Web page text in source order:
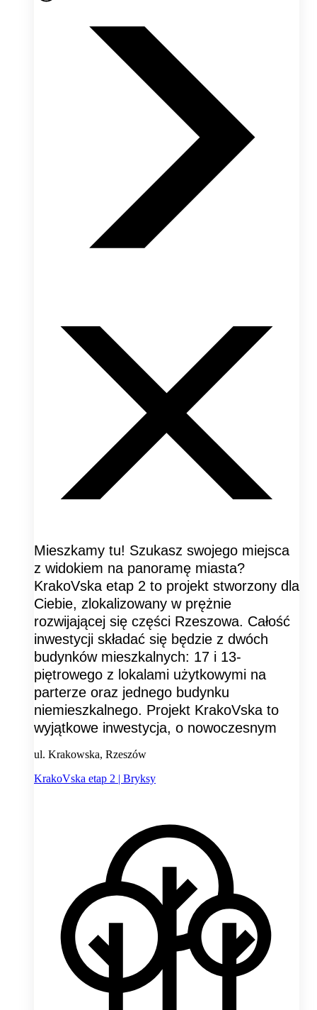
Mieszkamy tu! Szukasz swojego miejsca
z widokiem na panoramę miasta?
KrakoVska etap 2 to projekt stworzony dla
Ciebie, zlokalizowany w prężnie
rozwijającej się części Rzeszowa. Całość
inwestycji składać się będzie z dwóch
budynków mieszkalnych: 17 i 13-
piętrowego z lokalami użytkowymi na
parterze oraz jednego budynku
niemieszkalnego. Projekt KrakoVska to
wyjątkowe inwestycja, o nowoczesnym
ul. Krakowska, Rzeszów
KrakoVska etap 2 | Bryksy